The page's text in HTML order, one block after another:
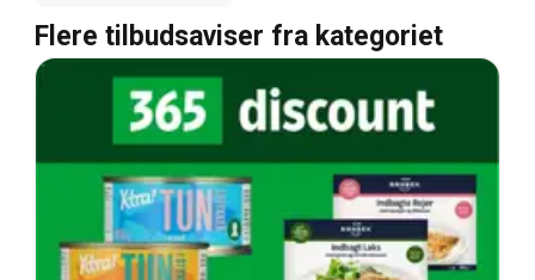
Flere tilbudsaviser fra kategoriet